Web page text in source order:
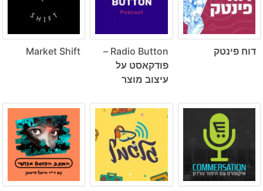
דוח פינטק
Radio Button –
פודקאסט על
עיצוב מוצר
Market Shift